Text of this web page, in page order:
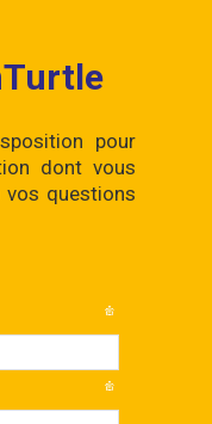
pour
dont vous
vos questions